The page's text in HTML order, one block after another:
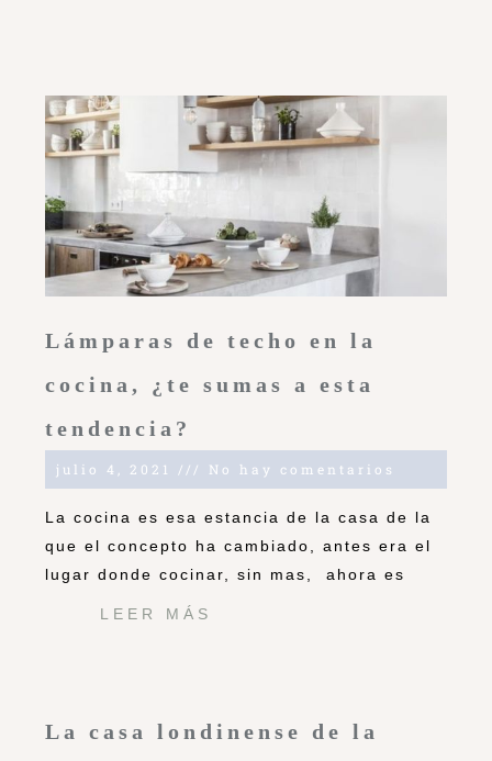
Lámparas de techo en la
cocina, ¿te sumas a esta
tendencia?
julio 4, 2021 No hay comentarios
La cocina es esa estancia de la casa de la
que el concepto ha cambiado, antes era el
lugar donde cocinar, sin mas, ahora es
LEER MÁS
La casa londinense de la